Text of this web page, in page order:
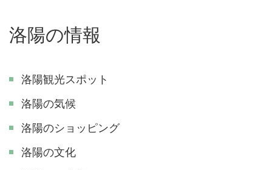
洛陽の情報
洛陽観光スポット
洛陽の気候
洛陽のショッピング
洛陽の文化